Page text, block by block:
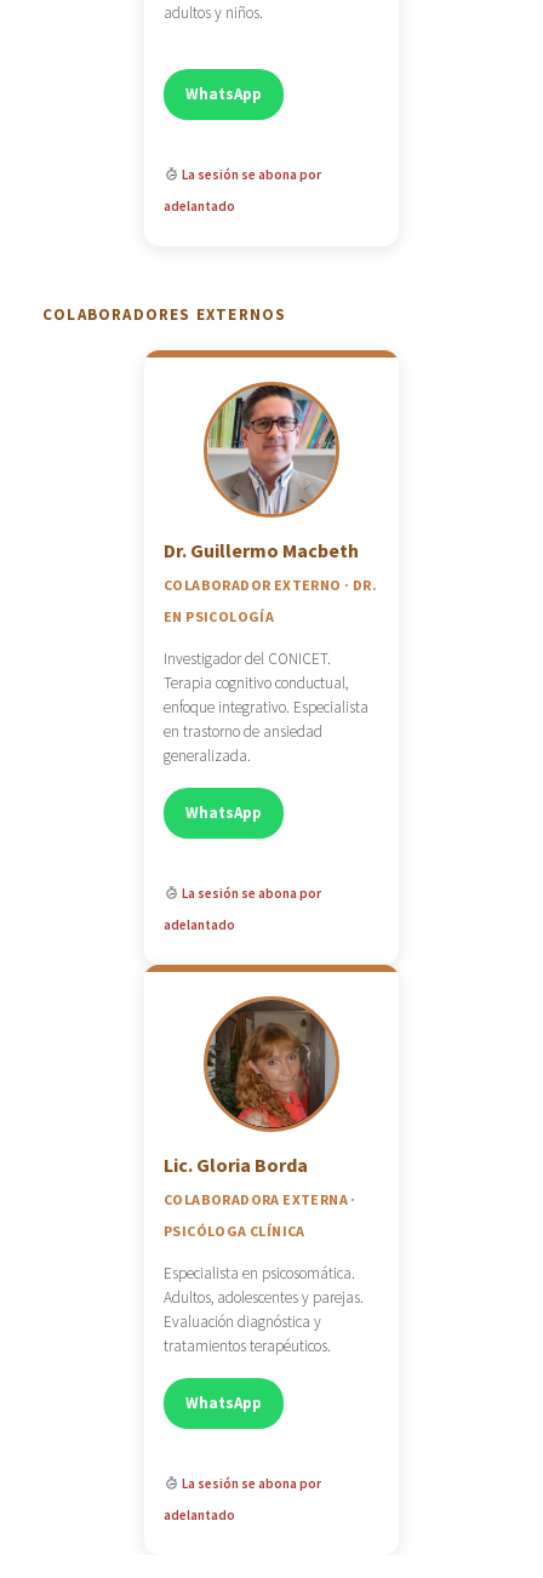
adultos y niños.
WhatsApp
La sesión se abona por
adelantado
COLABORADORES EXTERNOS
Dr. Guillermo Macbeth
COLABORADOR EXTERNO · DR.
EN PSICOLOGÍA
Investigador del CONICET.
Terapia cognitivo conductual,
enfoque integrativo. Especialista
en trastorno de ansiedad
generalizada.
WhatsApp
La sesión se abona por
adelantado
Lic. Gloria Borda
COLABORADORA EXTERNA ·
PSICÓLOGA CLÍNICA
Especialista en psicosomática.
Adultos, adolescentes y parejas.
Evaluación diagnóstica y
tratamientos terapéuticos.
WhatsApp
La sesión se abona por
adelantado